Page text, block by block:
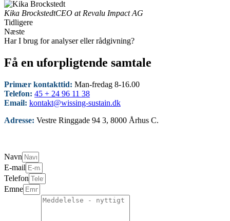
Kika BrockstedtCEO at Revalu Impact AG
Tidligere
Næste
Har I brug for analyser eller rådgivning?
Få en uforpligtende samtale
Primær kontakttid: Man-fredag 8-16.00
Telefon: 45 + 24 96 11 38
Email: kontakt@wissing-sustain.dk
Adresse: Vestre Ringgade 94 3, 8000 Århus C.
Navn
E-mail
Telefon
Emne